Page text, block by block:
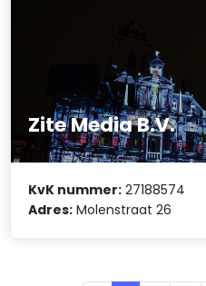
Zite Media B.V.
KvK nummer: 27188574
Adres: Molenstraat 26